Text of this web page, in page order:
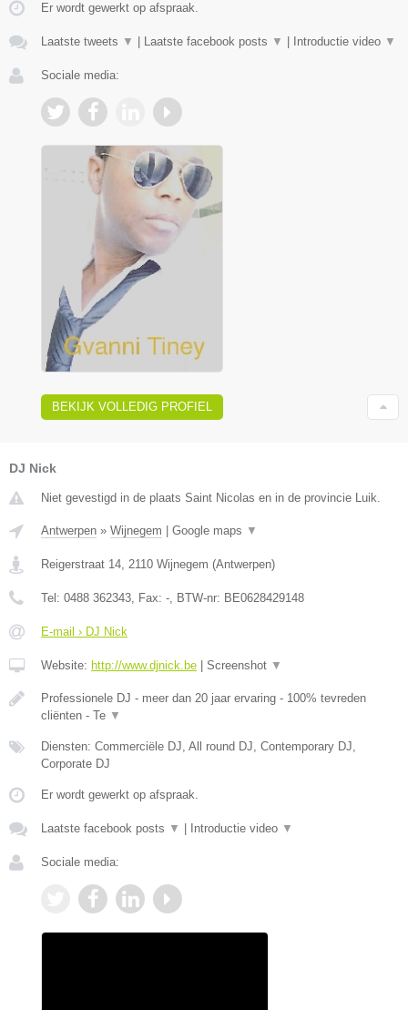
Er wordt gewerkt op afspraak.
Laatste tweets ▼ Laatste facebook posts ▼ Introductie video ▼
Sociale media:
BEKIJK VOLLEDIG PROFIEL
DJ Nick
Niet gevestigd in de plaats Saint Nicolas en in de provincie Luik.
Antwerpen » Wijnegem | Google maps ▼
Reigerstraat 14 2110 Wijnegem (Antwerpen)
Tel: 0488 362343 , Fax: - , BTW-nr: BE0628429148
E-mail › DJ Nick
Website: http://www.djnick.be | Screenshot ▼
Professionele DJ - meer dan 20 jaar ervaring - 100% tevreden
cliënten - Te ▼
Diensten: Commerciële DJ, All round DJ, Contemporary DJ,
Corporate DJ
Er wordt gewerkt op afspraak.
Laatste facebook posts ▼ | Introductie video ▼
Sociale media: